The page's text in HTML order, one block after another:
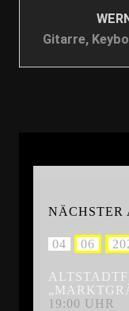
Gitarre,
NÄCHSTER
04 06
19:00 UHR